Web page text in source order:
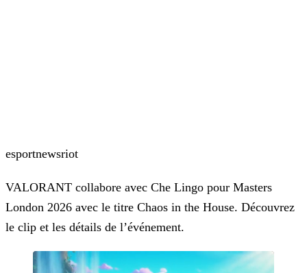
esportnewsriot
VALORANT collabore avec Che Lingo pour Masters
London 2026 avec le titre Chaos in the House. Découvrez
le clip et les détails de l’événement.